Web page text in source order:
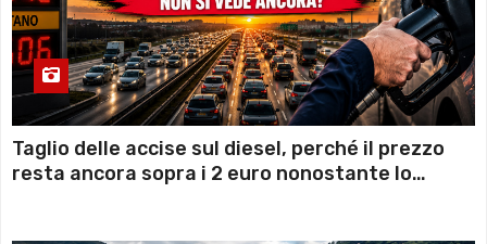
Taglio delle accise sul diesel, perché il prezzo
resta ancora sopra i 2 euro nonostante lo